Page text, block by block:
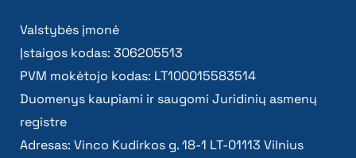
Valstybės įmonė
Įstaigos kodas: 306205513
PVM mokėtojo kodas: LT100015583514
Duomenys kaupiami ir saugomi Juridinių asmenų
registre
Adresas: Vinco Kudirkos g. 18-1 LT-01113 Vilnius